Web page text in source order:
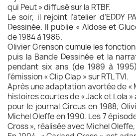
qui Peut » diffusé sur la RTBF.
Le soir, il rejoint l’atelier d’EDDY
Dessinée. Il publie « Aldose et
de 1984 à 1986.
Olivier Grenson cumule les
puis la Bande Dessinée et la
pendant six ans (de 1989 à
l’émission « Clip Clap » sur RTL TVI.
Après une adaptation avortée de «
histoires courtes de « Jack et Lola
pour le journal Circus en 1988,
Michel Oleffe en 1990. Les 7
Cross », réalisée avec Michel